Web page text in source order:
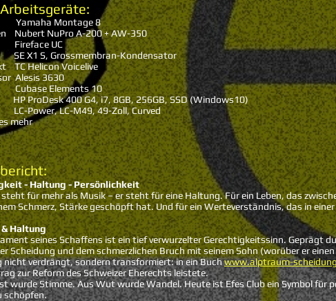
Yamaha Montage 8
Nubert NuPro A-200 + AW-350
Fireface UC
X1 S, Grossmembran-Kondensator
TC Helicon Voicelive
Alesis 3630
Cubase Elements 10
400 G4, i7, 8GB, 256GB, SSD (Windows10)
LC-Power, LC-M49, 49-Zoll, Curved
mehr
- Haltung - Persönlichkeit
steht für mehr als Musik – er steht für eine Haltung. Für ein Leben, das
Schmerz, Stärke geschöpft hat. Und für ein Werteverständnis, das in
Haltung
seines Schaffens ist ein tief verwurzelter Gerechtigkeitssinn. Geprägt
Scheidung und dem schmerzlichen Bruch mit seinem Sohn (worüber er
nicht verdrängt, sondern transformiert: in ein Buchwww.alptraum-
zur Reform des Schweizer Eherechts leistete.
wurde Stimme. Aus Wut wurde Wandel. Heute ist Efes Club ein Symbol für
schöpfen.